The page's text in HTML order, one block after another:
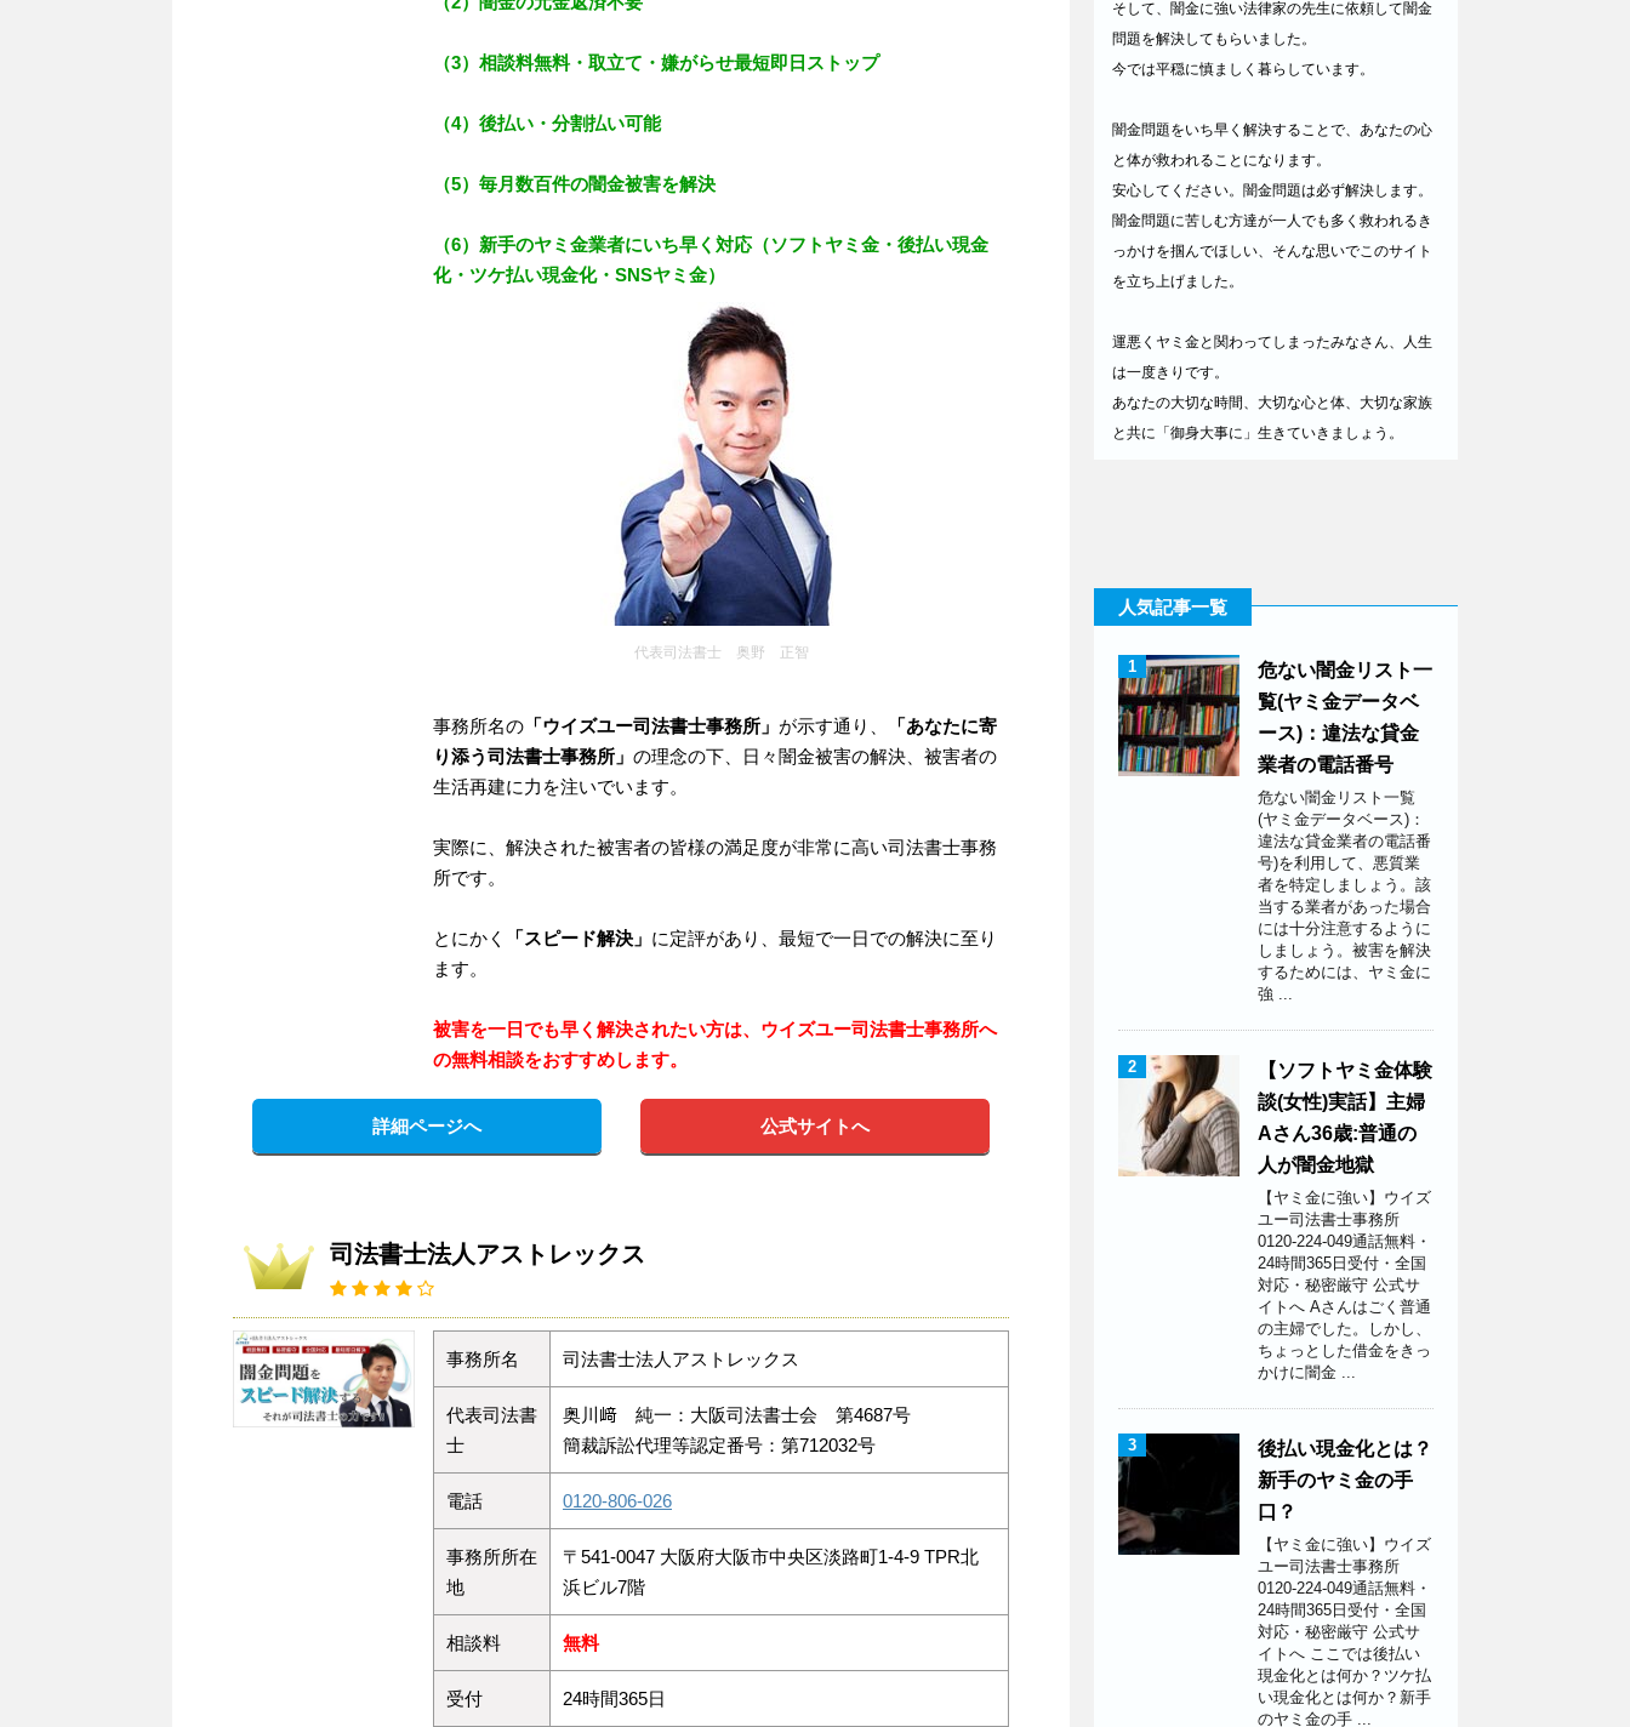
（3）相談料無料・取立て・嫌がらせ最短即日ストップ
（4）後払い・分割払い可能
（5）毎月数百件の闇金被害を解決
（6）新手のヤミ金業者にいち早く対応（ソフトヤミ金・後払い現金
化・ツケ払い現金化・SNSヤミ金）
代表司法書士 奥野 正智
事務所名の 「ウイズユー司法書士事務所」 が示す通り、
「あなたに寄
り添う司法書士事務所」 の理念の下、日々闇金被害の解決、被害者の
生活再建に力を注いでいます。
実際に、解決された被害者の皆様の満足度が非常に高い司法書士事務
所です。
とにかく 「スピード解決」 に定評があり、最短で一日での解決に至り
ます。
被害を一日でも早く解決されたい方は、ウイズユー司法書士事務所へ
の無料相談をおすすめします。
詳細ページへ 公式サイトへ
司法書士法人アストレックス
事務所名 司法書士法人アストレックス
代表司法書
士
奥川﨑 純一：大阪司法書士会 第4687号
簡裁訴訟代理等認定番号：第712032号
電話 0120-806-026
事務所所在
地
〒541-0047 大阪府大阪市中央区淡路町1-4-9 TPR北
浜ビル7階
相談料 無料
受付 24時間365日
そして、闇金に強い法律家の先生に依頼して闇金
問題を解決してもらいました。
今では平穏に慎ましく暮らしています。
闇金問題をいち早く解決することで、あなたの心
と体が救われることになります。
安心してください。闇金問題は必ず解決します。
闇金問題に苦しむ方達が一人でも多く救われるき
っかけを掴んでほしい、そんな思いでこのサイト
を立ち上げました。
運悪くヤミ金と関わってしまったみなさん、人生
は一度きりです。
あなたの大切な時間、大切な心と体、大切な家族
と共に「御身大事に」生きていきましょう。
人気記事一覧
1
危ない闇金リスト一
覧(ヤミ金データベ
ース)：違法な貸金
業者の電話番号
危ない闇金リスト一覧
(ヤミ金データベース)：
違法な貸金業者の電話番
号)を利用して、悪質業
者を特定しましょう。該
当する業者があった場合
には十分注意するように
しましょう。被害を解決
するためには、ヤミ金に
強 ...
2
【ソフトヤミ金体験
談(女性)実話】主婦
Aさん36歳:普通の
人が闇金地獄
【ヤミ金に強い】ウイズ
ユー司法書士事務所
0120-224-049通話無料・
24時間365日受付・全国
対応・秘密厳守 公式サ
イトへ Aさんはごく普通
の主婦でした。しかし、
ちょっとした借金をきっ
かけに闇金 ...
3
後払い現金化とは？
新手のヤミ金の手
口？
【ヤミ金に強い】ウイズ
ユー司法書士事務所
0120-224-049通話無料・
24時間365日受付・全国
対応・秘密厳守 公式サ
イトへ ここでは後払い
現金化とは何か？ツケ払
い現金化とは何か？新手
のヤミ金の手 ...